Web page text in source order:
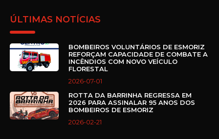
ÚLTIMAS NOTÍCIAS
BOMBEIROS VOLUNTÁRIOS DE ESMORIZ
REFORÇAM CAPACIDADE DE COMBATE A
INCÊNDIOS COM NOVO VEÍCULO
FLORESTAL
2026-07-01
ROTTA DA BARRINHA REGRESSA EM
2026 PARA ASSINALAR 95 ANOS DOS
BOMBEIROS DE ESMORIZ
2026-02-21